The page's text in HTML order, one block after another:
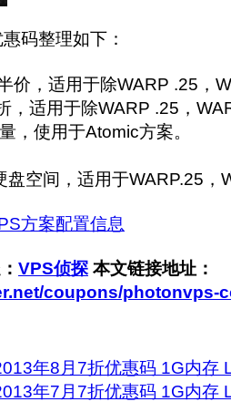
码整理如下：
价，适用于除WARP .25，
，适用于除WARP .25，
，使用于Atomic方案。
盘空间，适用于WARP.25，
方案配置信息
VPS侦探 本文链接地址：
coupons/photonvps-
年8月7折优惠码 1G内存
年7月7折优惠码 1G内存